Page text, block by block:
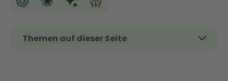
Themen auf dieser Seite